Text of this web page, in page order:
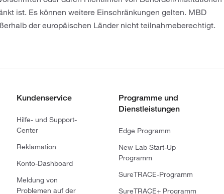
ist. Es können weitere Einschränkungen gelten. MBD
der europäischen Länder nicht teilnahmeberechtigt.
Kundenservice
Hilfe- und Support-
Center
Reklamation
Konto-Dashboard
Meldung von
Problemen auf der
Programme und
Dienstleistungen
Edge Programm
New Lab Start-Up
Programm
SureTRACE-Programm
SureTRACE+ Programm